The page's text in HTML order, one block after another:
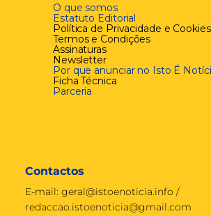
O que somos
Estatuto Editorial
Política de Privacidade e Cookies
Termos e Condições
Assinaturas
Newsletter
Por que anunciar no Isto É
Ficha Técnica
Parceria
Contactos
E-mail: geral@istoenoticia.info /
redaccao.istoenoticia@gmail.com